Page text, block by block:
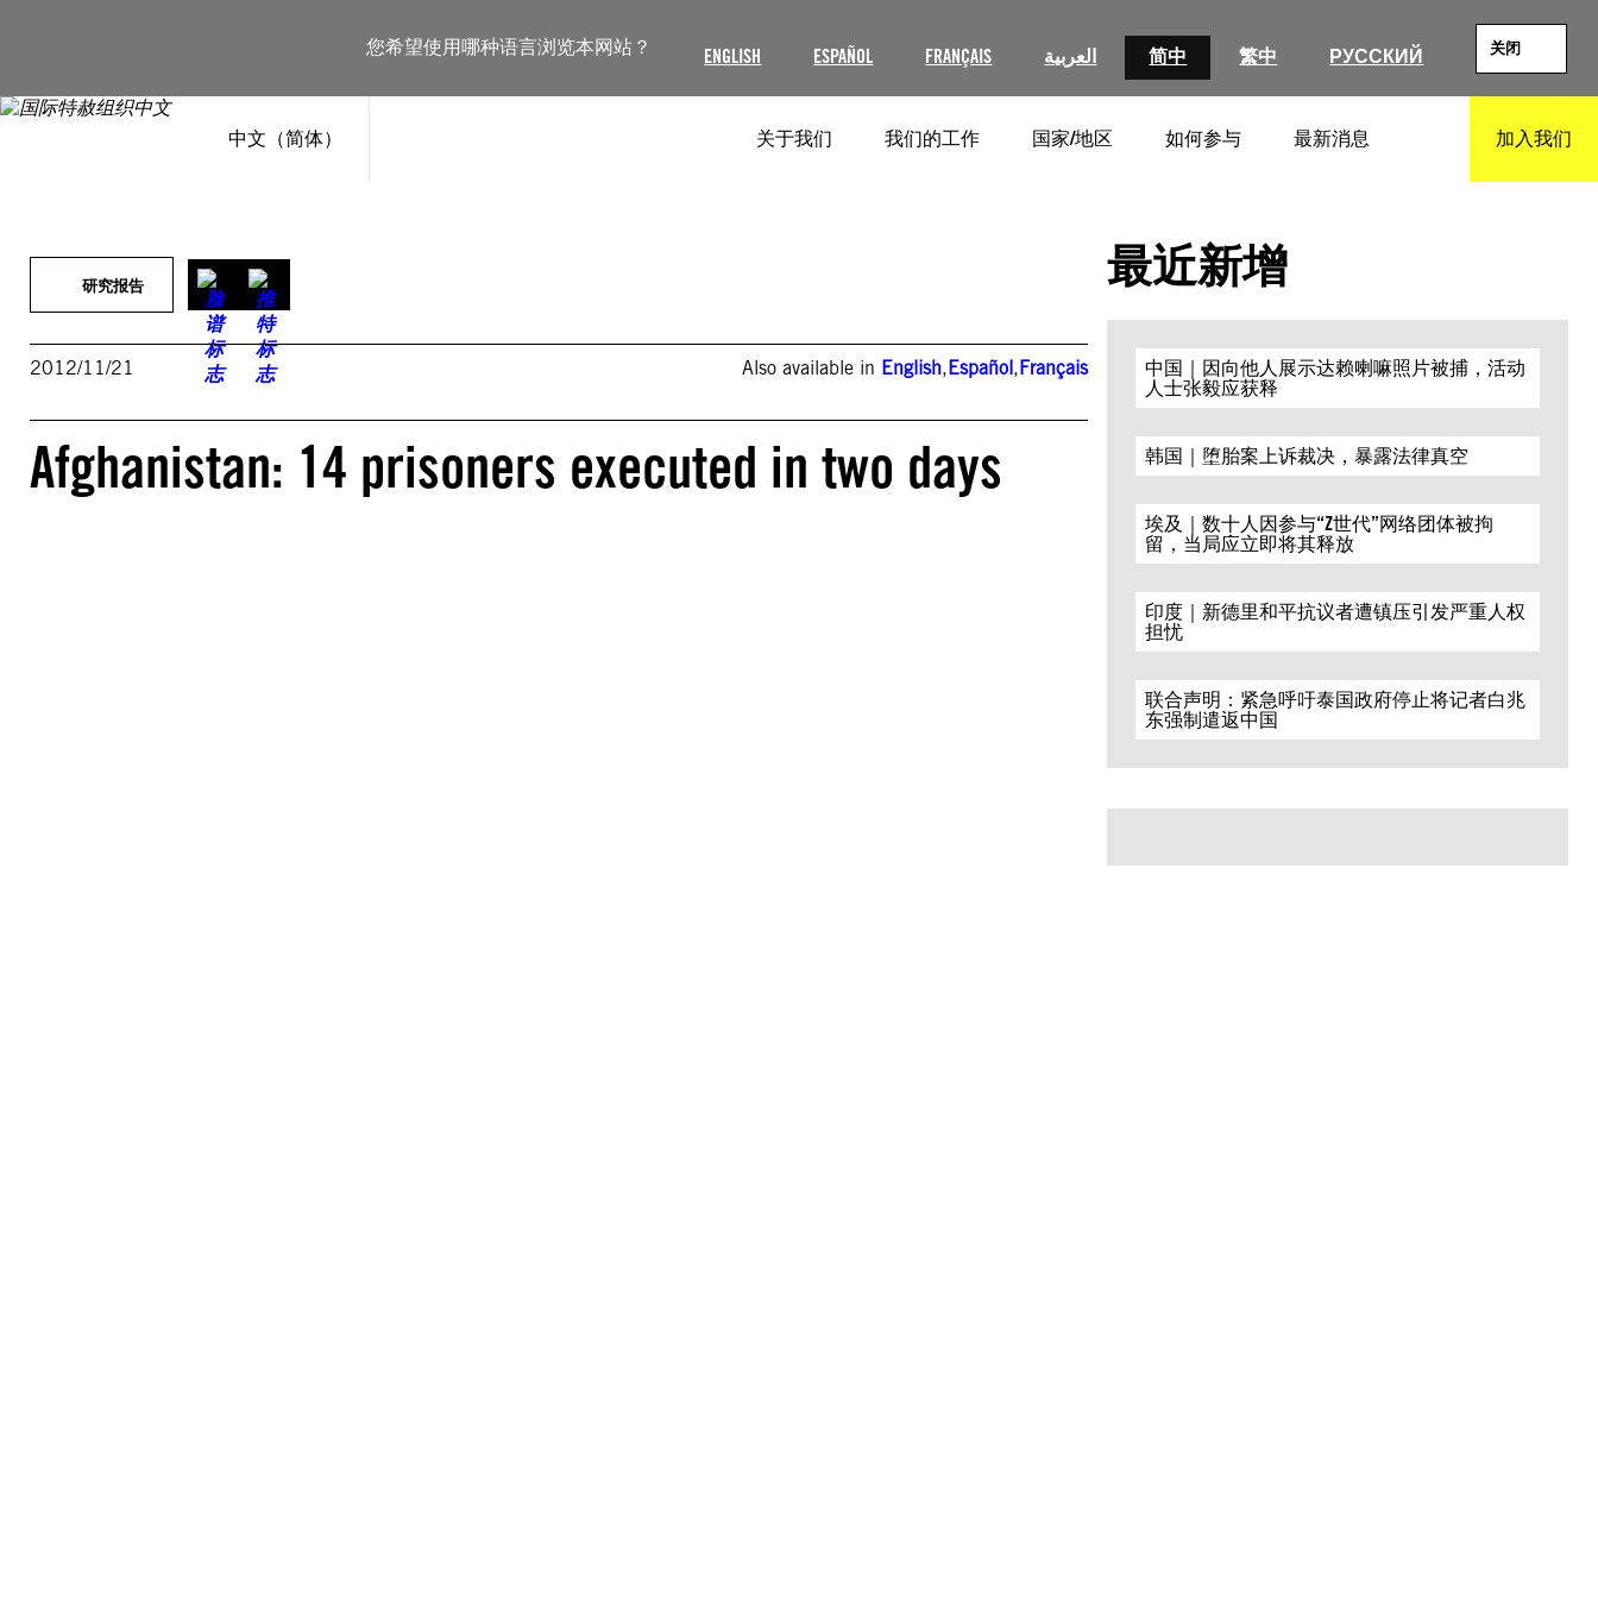
您希望使用哪种语言浏览本网站？ ENGLISH ESPAÑOL FRANÇAIS العربية 简中 繁中 РУССКИЙ 关闭
中文（简体） 关于我们 我们的工作 国家/地区 如何参与 最新消息 加入我们
研究报告
2012/11/21 Also available in English,Español,Français
Afghanistan: 14 prisoners executed in two days
最近新增
中国｜因向他人展示达赖喇嘛照片被捕，活动
人士张毅应获释
韩国｜堕胎案上诉裁决，暴露法律真空
埃及｜数十人因参与“Z世代”网络团体被拘
留，当局应立即将其释放
印度｜新德里和平抗议者遭镇压引发严重人权
担忧
联合声明：紧急呼吁泰国政府停止将记者白兆
东强制遣返中国